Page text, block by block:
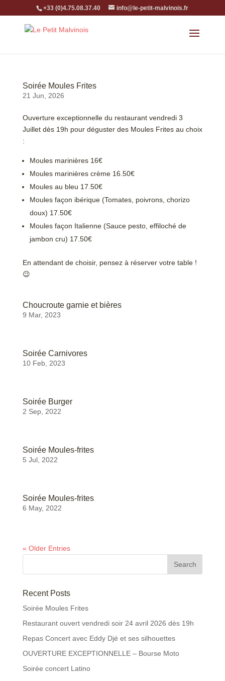
+33 (0)4.75.08.37.40 info@le-petit-malvinois.fr
Soirée Moules Frites
21 Jun, 2026
Ouverture exceptionnelle du restaurant vendredi 3
Juillet dès 19h pour déguster des Moules Frites au choix
:
Moules marinières 16€
Moules marinières crème 16.50€
Moules au bleu 17.50€
Moules façon ibérique (Tomates, poivrons, chorizo
doux) 17.50€
Moules façon Italienne (Sauce pesto, effiloché de
jambon cru) 17.50€
En attendant de choisir, pensez à réserver votre table !
😉
Choucroute garnie et bières
9 Mar, 2023
Soirée Carnivores
10 Feb, 2023
Soirée Burger
2 Sep, 2022
Soirée Moules-frites
5 Jul, 2022
Soirée Moules-frites
6 May, 2022
« Older Entries
Recent Posts
Soirée Moules Frites
Restaurant ouvert vendredi soir 24 avril 2026 dès 19h
Repas Concert avec Eddy Djé et ses silhouettes
OUVERTURE EXCEPTIONNELLE – Bourse Moto
Soirée concert Latino